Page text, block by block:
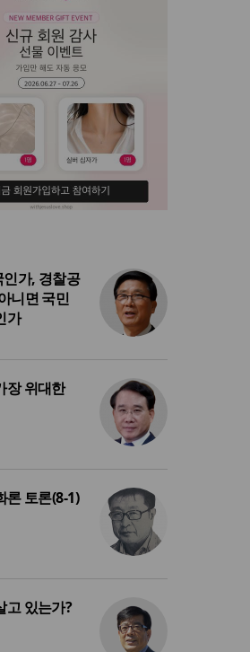
가, 경찰공
니면 국민
가
장 위대한
론 토론(8-1)
고 있는가?